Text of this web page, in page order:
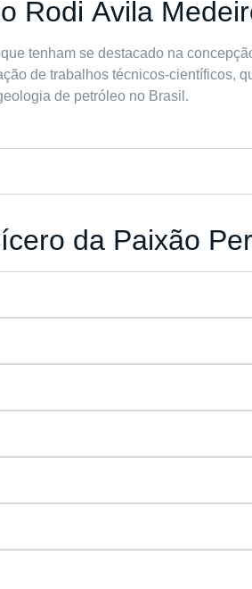
Rodi Ávila
tenham se destacado na
de trabalhos técnicos-científicos,
de petróleo no Brasil.
da Paixão